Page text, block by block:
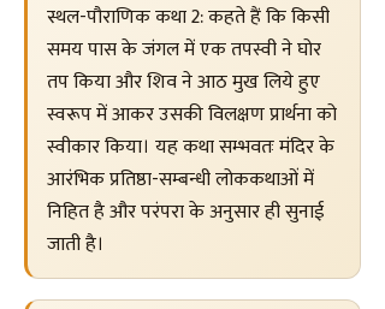
स्थल-पौराणिक कथा 2: कहते हैं कि किसी
समय पास के जंगल में एक तपस्वी ने घोर
तप किया और शिव ने आठ मुख लिये हुए
स्वरूप में आकर उसकी विलक्षण प्रार्थना को
स्वीकार किया। यह कथा सम्भवतः मंदिर के
आरंभिक प्रतिष्ठा-सम्बन्धी लोककथाओं में
निहित है और परंपरा के अनुसार ही सुनाई
जाती है।